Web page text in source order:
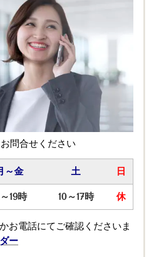
問合せください
～金 土 日
19時 10～17時 休
お電話にてご確認くださいま
ー